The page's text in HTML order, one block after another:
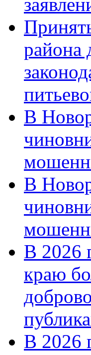
района
В
В
В 2026
краю
В 2026